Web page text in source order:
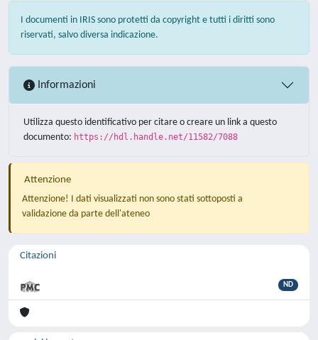
I documenti in IRIS sono protetti da copyright e tutti i diritti sono
riservati, salvo diversa indicazione.
Informazioni
Utilizza questo identificativo per citare o creare un link a questo
documento: https://hdl.handle.net/11582/7088
Attenzione
Attenzione! I dati visualizzati non sono stati sottoposti a
validazione da parte dell'ateneo
Citazioni
ND